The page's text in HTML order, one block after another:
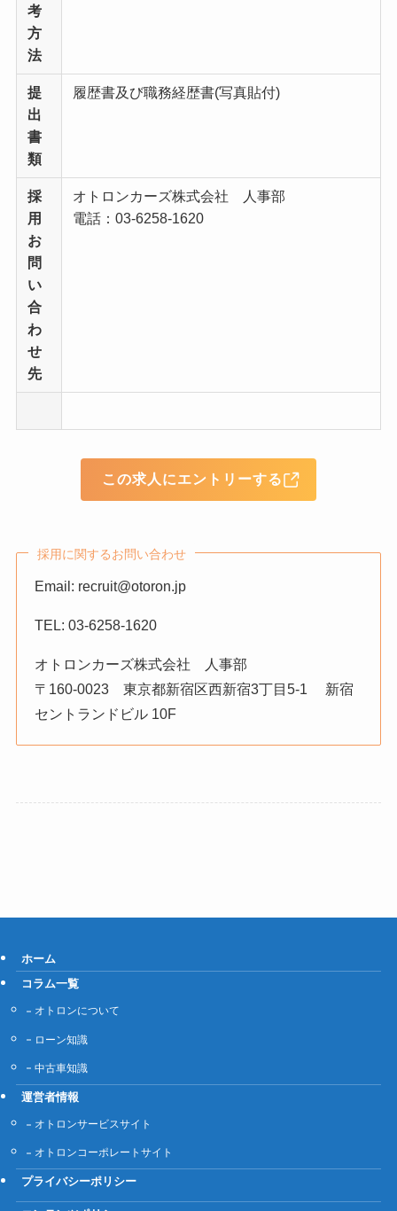
考
方
法
提
出
書
類
履歴書及び職務経歴書(写真貼付)
採
用
お
問
い
合
わ
せ
先
オトロンカーズ株式会社 人事部
電話：03-6258-1620
この求人にエントリーする
採用に関するお問い合わせ
Email: recruit@otoron.jp
TEL: 03-6258-1620
オトロンカーズ株式会社 人事部
〒160-0023 東京都新宿区西新宿3丁目5-1 新宿
セントランドビル 10F
ホーム
コラム一覧
オトロンについて
ローン知識
中古車知識
運営者情報
オトロンサービスサイト
オトロンコーポレートサイト
プライバシーポリシー